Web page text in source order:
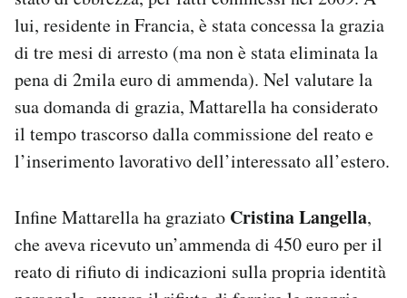
lui, residente in Francia, è stata concessa la grazia
di tre mesi di arresto (ma non è stata eliminata la
pena di 2mila euro di ammenda). Nel valutare la
sua domanda di grazia, Mattarella ha considerato
il tempo trascorso dalla commissione del reato e
l’inserimento lavorativo dell’interessato all’estero.
Infine Mattarella ha graziato Cristina Langella,
che aveva ricevuto un’ammenda di 450 euro per il
reato di rifiuto di indicazioni sulla propria identità